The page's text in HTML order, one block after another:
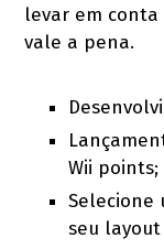
levar em
vale a pena.
Wii points;
Selecione
seu